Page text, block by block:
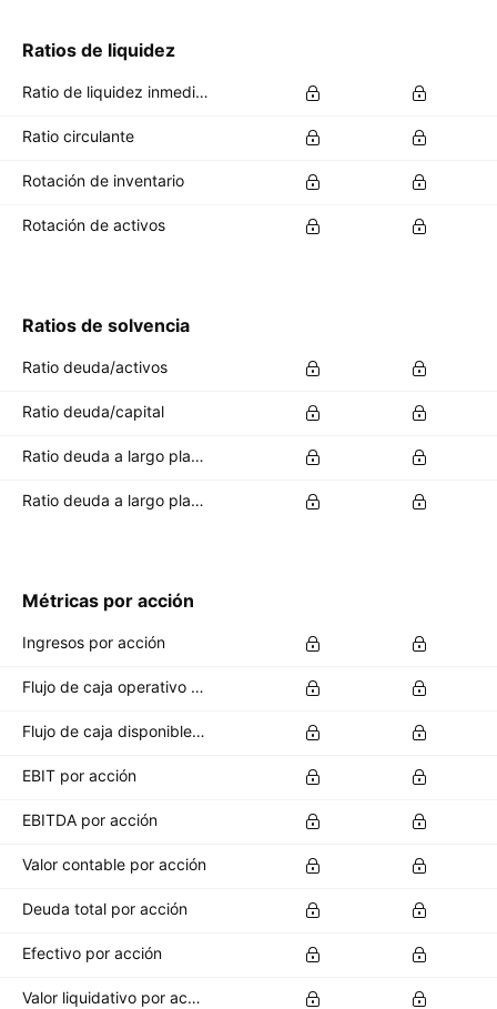
Ratios de liquidez
Ratio de liquidez inmediata (Quick ratio)
Ratio circulante
Rotación de inventario
Rotación de activos
Ratios de solvencia
Ratio deuda/activos
Ratio deuda/capital
Ratio deuda a largo plazo/activos totales
Ratio deuda a largo plazo/capital total
Métricas por acción
Ingresos por acción
Flujo de caja operativo por acción
Flujo de caja disponible por acción
EBIT por acción
EBITDA por acción
Valor contable por acción
Deuda total por acción
Efectivo por acción
Valor liquidativo por acción